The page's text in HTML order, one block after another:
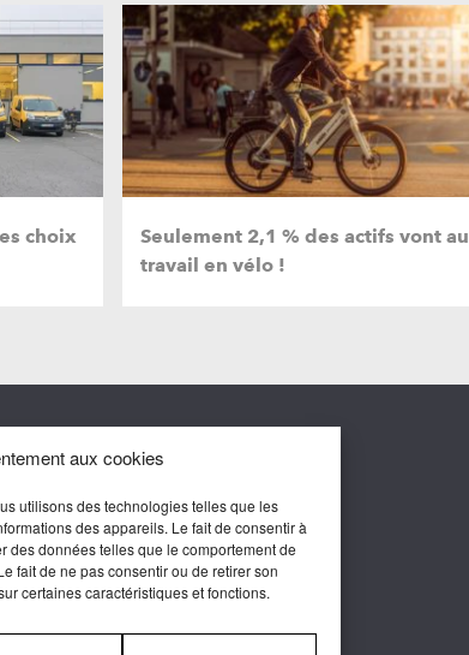
aux cookies
utilisons des technologies telles que les
des appareils. Le fait de consentir à
des données telles que le comportement de
fait de ne pas consentir ou de retirer son
certaines caractéristiques et fonctions.
choix
Seulement 2,1 % des actifs vont au
travail en vélo !
Agora Médias
Yves Guittat